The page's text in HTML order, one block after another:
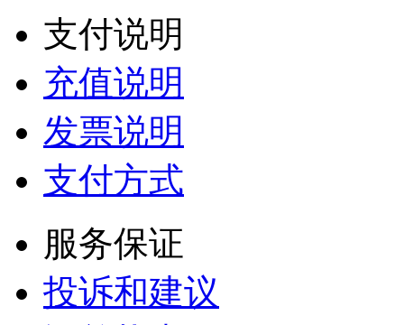
支付说明
充值说明
发票说明
支付方式
服务保证
投诉和建议